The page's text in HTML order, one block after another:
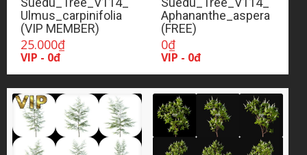
Ulmus_carpinifolia
(VIP MEMBER)
25.000₫
VIP - 0đ
Aphananthe_aspera
(FREE)
0₫
VIP - 0đ